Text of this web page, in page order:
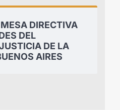
DIRECTIVA
DEL
DE LA
AIRES